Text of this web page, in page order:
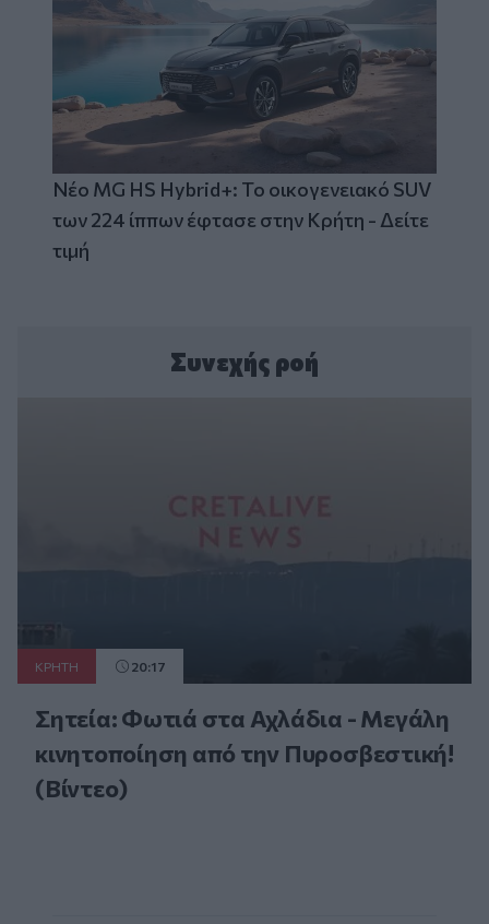
Νέο MG HS Hybrid+: Το οικογενειακό SUV
των 224 ίππων έφτασε στην Κρήτη - Δείτε
τιμή
Συνεχής ροή
ΚΡΗΤΗ 20:17
Σητεία: Φωτιά στα Αχλάδια - Μεγάλη
κινητοποίηση από την Πυροσβεστική!
(Βίντεο)